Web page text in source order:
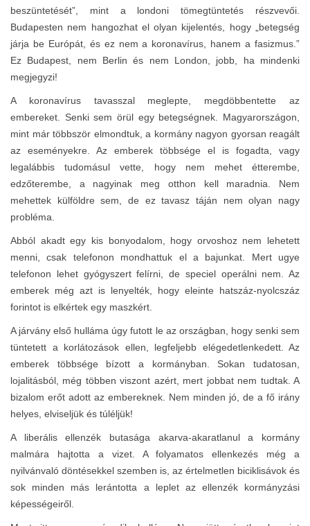
beszüntetését”, mint a londoni tömegtüntetés részvevői.
Budapesten nem hangozhat el olyan kijelentés, hogy „betegség
járja be Európát, és ez nem a koronavírus, hanem a fasizmus.”
Ez Budapest, nem Berlin és nem London, jobb, ha mindenki
megjegyzi!
A koronavírus tavasszal meglepte, megdöbbentette az
embereket. Senki sem örül egy betegségnek. Magyarországon,
mint már többször elmondtuk, a kormány nagyon gyorsan reagált
az eseményekre. Az emberek többsége el is fogadta, vagy
legalábbis tudomásul vette, hogy nem mehet étterembe,
edzőterembe, a nagyinak meg otthon kell maradnia. Nem
mehettek külföldre sem, de ez tavasz táján nem olyan nagy
probléma.
Abból akadt egy kis bonyodalom, hogy orvoshoz nem lehetett
menni, csak telefonon mondhattuk el a bajunkat. Mert ugye
telefonon lehet gyógyszert felírni, de speciel operálni nem. Az
emberek még azt is lenyelték, hogy eleinte hatszáz-nyolcszáz
forintot is elkértek egy maszkért.
A járvány első hulláma úgy futott le az országban, hogy senki sem
tüntetett a korlátozások ellen, legfeljebb elégedetlenkedett. Az
emberek többsége bízott a kormányban. Sokan tudatosan,
lojalitásból, még többen viszont azért, mert jobbat nem tudtak. A
bizalom erőt adott az embereknek. Nem minden jó, de a fő irány
helyes, elviseljük és túléljük!
A liberális ellenzék butasága akarva-akaratlanul a kormány
malmára hajtotta a vizet. A folyamatos ellenkezés még a
nyilvánvaló döntésekkel szemben is, az értelmetlen biciklisávok és
sok minden más lerántotta a leplet az ellenzék kormányzási
képességeiről.